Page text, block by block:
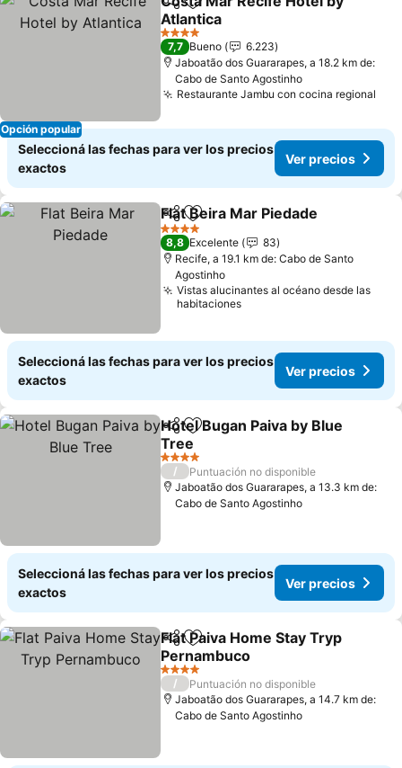
Opción popular
CompartirAñadir a favoritos
Atlantica
Ver precios
4 Estrellas
7,7 Bueno
6.223
Jaboatão dos Guararapes, a 18.2 km de:
Cabo de Santo Agostinho
Restaurante Jambu con cocina regional
Seleccioná las fechas para ver los precios
exactos
Ver precios
CompartirAñadir a favoritos
Flat Beira Mar Piedade
4 Estrellas
8,8 Excelente
83
Recife, a 19.1 km de: Cabo de Santo
Agostinho
Vistas alucinantes al océano desde las
habitaciones
Seleccioná las fechas para ver los precios
exactos
Ver precios
CompartirAñadir a favoritos
Hotel Bugan Paiva by Blue
Tree
Ver precios
4 Estrellas
/
Puntuación no disponible
Jaboatão dos Guararapes, a 13.3 km de:
Cabo de Santo Agostinho
Seleccioná las fechas para ver los precios
exactos
Ver precios
CompartirAñadir a favoritos
Flat Paiva Home Stay Tryp
Pernambuco
Ver precios
4 Estrellas
/
Puntuación no disponible
Jaboatão dos Guararapes, a 14.7 km de:
Cabo de Santo Agostinho